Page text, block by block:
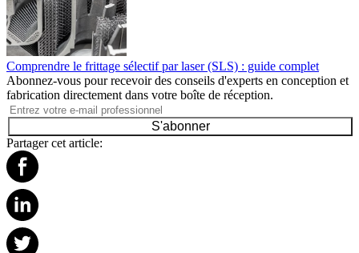
Comprendre le frittage sélectif par laser (SLS) : guide complet
Abonnez-vous pour recevoir des conseils d'experts en conception et
fabrication directement dans votre boîte de réception.
S'abonner
Partager cet article: